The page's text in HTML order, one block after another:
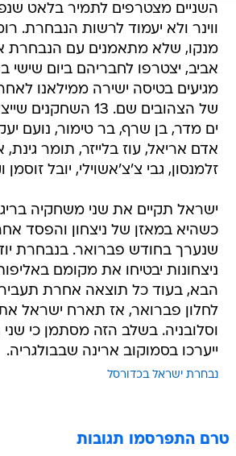
השניים מצטרפים לתמיר בלאט
ווינר ולא יעמוד לרשות הנבחרת.
מנקו, שלא מתאמנים עם הנבחרת
אביב, יצטרפו לחבריהם ביום שישי
מגיעים בטיסה ישירה ממילאנו
של הצהובים שם. 13
ים מדר, בן שרף, בר טימור, נועם
אדם אריאל, עוז בלייזר, תומר גינת,
זלמנסון, גבי צ'צ'אשוילי, יובל זוסמן
ישראל תקיים את שני משחקיה
כשהיא במאזן של ניצחון והפסד
שנערך בחודש פברואר. בנבחרת
ניצחונות יבטיחו את מקומם
הבא, בעוד כל תוצאה אחרת
לחלון פברואר, אז תארח ישראל
וסלובניה. בשלב הזה מסתמן כי
ייערכו בסמוקוב ארינה שבבולגריה.
נבחרת ישראל בכדורסל
טרם התפרסמו תגובות